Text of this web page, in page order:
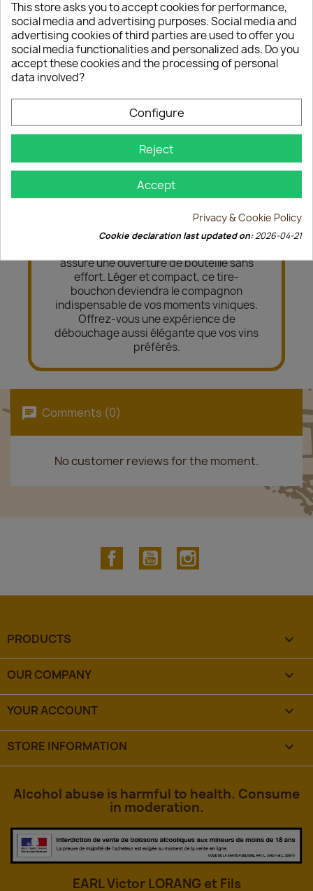
 ADD TO BASKET favorite_border
Share
Description Product Details
Découvrez l'alliance parfaite de la
fonctionnalité et du style avec notre tire-
Sa couleur vibrante ajoute une touche de
dynamisme à votre rituel de dégustation,
assure une ouverture de bouteille sans
effort. Léger et compact, ce tire-
bouchon deviendra le compagnon
indispensable de vos moments viniques.
Offrez-vous une expérience de
débouchage aussi élégante que vos vins
préférés.
Comments (0)
No customer reviews for the moment.
FacebookYouTube
PRODUCTS 
OUR COMPANY 
YOUR ACCOUNT 
STORE INFORMATION keyboard_arrow_down
Alcohol abuse is harmful to health. Consume
in moderation.
EARL Victor LORANG et Fils
This store asks you to accept cookies for performance,
social media and advertising purposes. Social media and
advertising cookies of third parties are used to offer you
social media functionalities and personalized ads. Do you
accept these cookies and the processing of personal
data involved?
Configure
Reject
Accept
Privacy & Cookie Policy
Cookie declaration last updated on:2026-04-21